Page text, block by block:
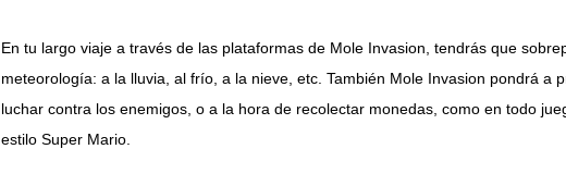
En tu largo viaje a través de las plataformas de Mole Invasion, tendrás que
meteorología: a la lluvia, al frío, a la nieve, etc. También Mole Invasion pondrá a
luchar contra los enemigos, o a la hora de recolectar monedas, como en todo
estilo Super Mario.